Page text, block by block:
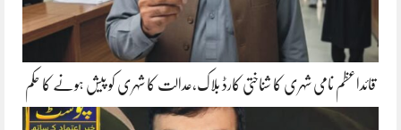
قائداعظم نامی شہری کا شناختی کارڈ بلاک،عدالت کا شہری کو پیش ہونے کا حکم